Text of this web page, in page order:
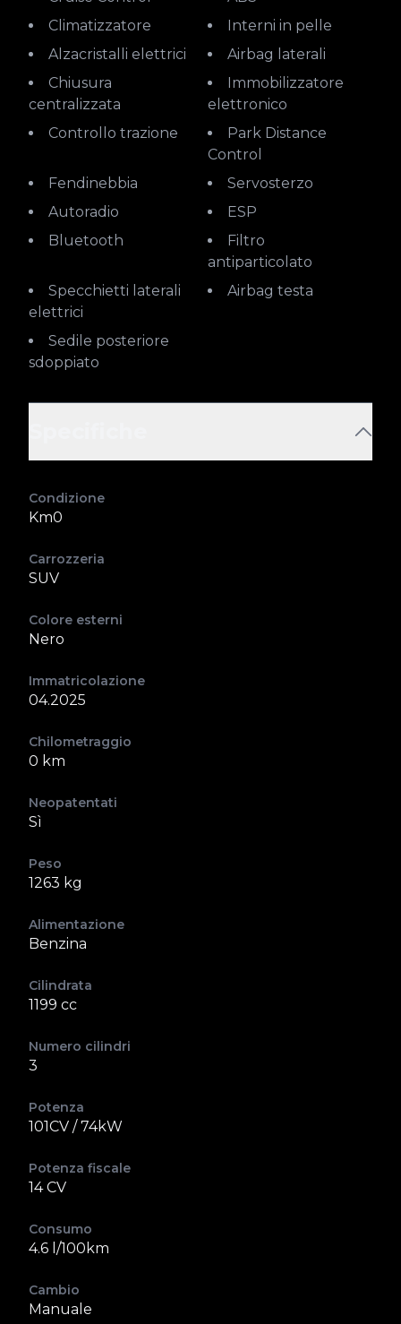
Climatizzatore
Interni in pelle
Alzacristalli elettrici
Airbag laterali
Chiusura
centralizzata
Immobilizzatore
elettronico
Controllo trazione
Park Distance
Control
Fendinebbia
Servosterzo
Autoradio
ESP
Bluetooth
Filtro
antiparticolato
Specchietti laterali
elettrici
Airbag testa
Sedile posteriore
sdoppiato
Condizione
Km0
Carrozzeria
SUV
Colore esterni
Nero
Immatricolazione
04.2025
Chilometraggio
0 km
Neopatentati
Sì
Peso
1263 kg
Alimentazione
Benzina
Cilindrata
1199 cc
Numero cilindri
3
Potenza
101CV / 74kW
Potenza fiscale
14 CV
Consumo
4.6 l/100km
Cambio
Manuale